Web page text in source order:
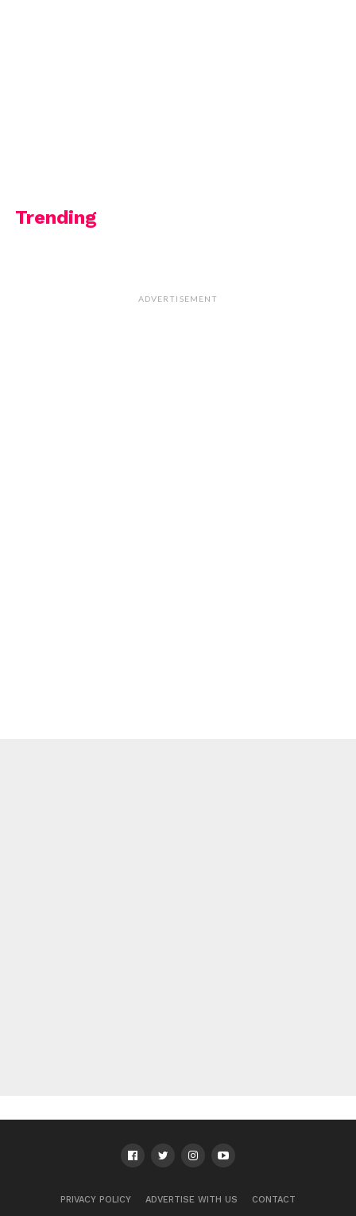
Trending
ADVERTISEMENT
PRIVACY POLICY ADVERTISE WITH US CONTACT